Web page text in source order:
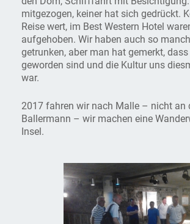
mitgezogen, keiner hat sich gedrückt.
Reise wert, im Best Western Hotel
aufgehoben. Wir haben auch so
getrunken, aber man hat gemerkt,
geworden sind und die Kultur uns
war.
2017 fahren wir nach Malle – nicht an
Ballermann – wir machen eine
Insel.